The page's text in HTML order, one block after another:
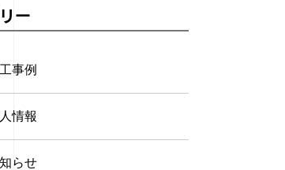
ー
事例
情報
らせ